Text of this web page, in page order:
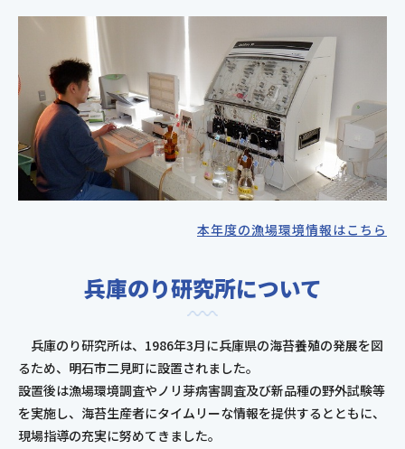
本年度の漁場環境情報はこちら
兵庫のり研究所について
兵庫のり研究所は、1986年3月に兵庫県の海苔養殖の発展を図
るため、明石市二見町に設置されました。
設置後は漁場環境調査やノリ芽病害調査及び新品種の野外試験等
を実施し、海苔生産者にタイムリーな情報を提供するとともに、
現場指導の充実に努めてきました。